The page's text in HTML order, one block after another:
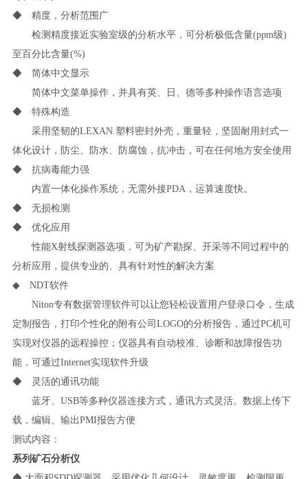
◆ 精度，分析范围广
检测精度接近实验室级的分析水平，可分析极低含量(ppm级)
至百分比含量(%)
◆ 简体中文显示
简体中文菜单操作，并具有英、日、德等多种操作语言选项
◆ 特殊构造
采用坚韧的LEXAN.塑料密封外壳，重量轻，坚固耐用封式一
体化设计，防尘、防水、防腐蚀，抗冲击，可在任何地方安全使用
◆ 抗病毒能力强
内置一体化操作系统，无需外接PDA，运算速度快。
◆ 无损检测
◆ 优化应用
性能X射线探测器选项，可为矿产勘探、开采等不同过程中的
分析应用，提供专业的、具有针对性的解决方案
◆ NDT软件
Niton专有数据管理软件可以让您轻松设置用户登录口令，生成
定制报告，打印个性化的附有公司LOGO的分析报告，通过PC机可
实现对仪器的远程操控；仪器具有自动校准、诊断和故障报告功
能，可通过Internet实现软件升级
◆ 灵活的通讯功能
蓝牙、USB等多种仪器连接方式，通讯方式灵活。数据上传下
载，编辑、输出PMI报告方便
测试内容：
系列矿石分析仪